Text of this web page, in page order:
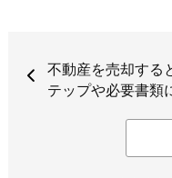
不動産を売却する
テップや必要書類